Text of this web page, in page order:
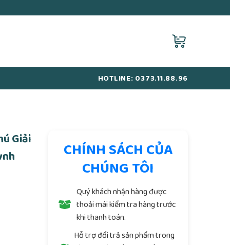
HOTLINE: 0373.11.88.96
Giải
CHÍNH SÁCH CỦA
CHÚNG TÔI
Quý khách nhận hàng được
thoải mái kiểm tra hàng trước
khi thanh toán.
Hỗ trợ đổi trả sản phẩm trong